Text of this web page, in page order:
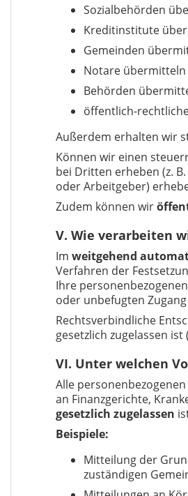
Sozialbehörden
Kreditinstitute
Gemeinden
Notare übermitteln
Behörden
öffentlich-
Außerdem erhalten wir
Können wir einen
bei Dritten erheben (z. B.
oder Arbeitgeber)
Zudem können wir
V. Wie verarbeiten
Im weitgehend
Verfahren der
Ihre
oder unbefugten
Rechtsverbindliche
gesetzlich zugelassen
VI. Unter welchen
Alle
an Finanzgerichte,
gesetzlich zugelassen
Beispiele:
Mitteilung der
zuständigen